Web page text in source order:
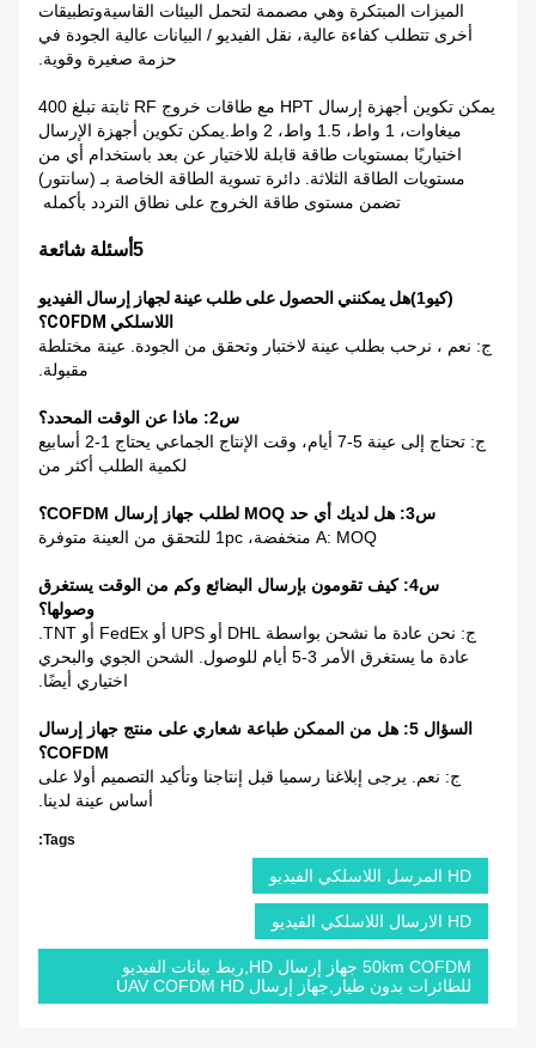
الميزات المبتكرة وهي مصممة لتحمل البيئات القاسيةوتطبيقات
أخرى تتطلب كفاءة عالية، نقل الفيديو / البيانات عالية الجودة في
حزمة صغيرة وقوية.
يمكن تكوين أجهزة إرسال HPT مع طاقات خروج RF ثابتة تبلغ 400
ميغاوات، 1 واط، 1.5 واط، 2 واط.يمكن تكوين أجهزة الإرسال
اختياريًا بمستويات طاقة قابلة للاختيار عن بعد باستخدام أي من
مستويات الطاقة الثلاثة. دائرة تسوية الطاقة الخاصة بـ (سانتور)
تضمن مستوى طاقة الخروج على نطاق التردد بأكمله
5أسئلة شائعة
(كيو1)
هل يمكنني الحصول على طلب عينة لجهاز إرسال الفيديو
اللاسلكي COFDM؟
ج: نعم ، نرحب بطلب عينة لاختبار وتحقق من الجودة. عينة مختلطة
مقبولة.
س2: ماذا عن الوقت المحدد؟
ج: تحتاج إلى عينة 5-7 أيام، وقت الإنتاج الجماعي يحتاج 1-2 أسابيع
لكمية الطلب أكثر من
س3: هل لديك أي حد MOQ لطلب جهاز إرسال COFDM؟
A: MOQ منخفضة، 1pc للتحقق من العينة متوفرة
س4: كيف تقومون بإرسال البضائع وكم من الوقت يستغرق
وصولها؟
ج: نحن عادة ما نشحن بواسطة DHL أو UPS أو FedEx أو TNT.
عادة ما يستغرق الأمر 3-5 أيام للوصول. الشحن الجوي والبحري
اختياري أيضًا.
السؤال 5: هل من الممكن طباعة شعاري على منتج جهاز إرسال
COFDM؟
ج: نعم. يرجى إبلاغنا رسميا قبل إنتاجنا وتأكيد التصميم أولا على
أساس عينة لدينا.
Tags:
HD المرسل اللاسلكي الفيديو
HD الارسال اللاسلكي الفيديو
50km COFDM جهاز إرسال HD,ربط بيانات الفيديو
للطائرات بدون طيار,جهاز إرسال UAV COFDM HD